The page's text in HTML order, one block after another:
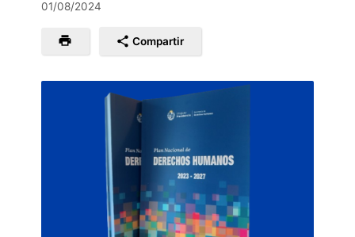
01/08/2024
Compartir